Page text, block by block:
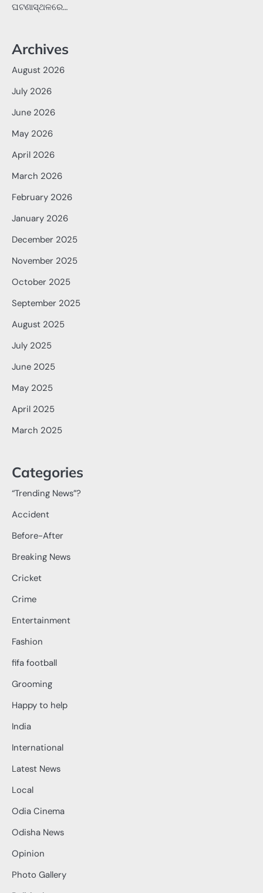
ଘଟଣାସ୍ଥଳରେ…
Archives
August 2026
July 2026
June 2026
May 2026
April 2026
March 2026
February 2026
January 2026
December 2025
November 2025
October 2025
September 2025
August 2025
July 2025
June 2025
May 2025
April 2025
March 2025
Categories
“Trending News”?
Accident
Before-After
Breaking News
Cricket
Crime
Entertainment
Fashion
fifa football
Grooming
Happy to help
India
International
Latest News
Local
Odia Cinema
Odisha News
Opinion
Photo Gallery